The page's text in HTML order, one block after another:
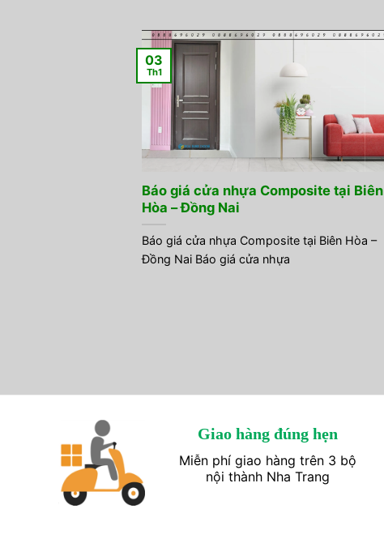
Báo giá cửa nhựa Composite tại Biên
Hòa – Đồng Nai
Báo giá cửa nhựa Composite tại Biên Hòa –
Đồng Nai Báo giá cửa nhựa
03
Th1
Giao hàng đúng hẹn
Miễn phí giao hàng trên 3 bộ
nội thành Nha Trang